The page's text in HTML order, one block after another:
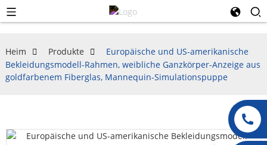
Heim Produkte
Europäische und US-amerikanische
Bekleidungsmodell-Rahmen, weibliche Ganzkörper-Anzeige aus
goldfarbenem Fiberglas, Mannequin-Simulationspuppe